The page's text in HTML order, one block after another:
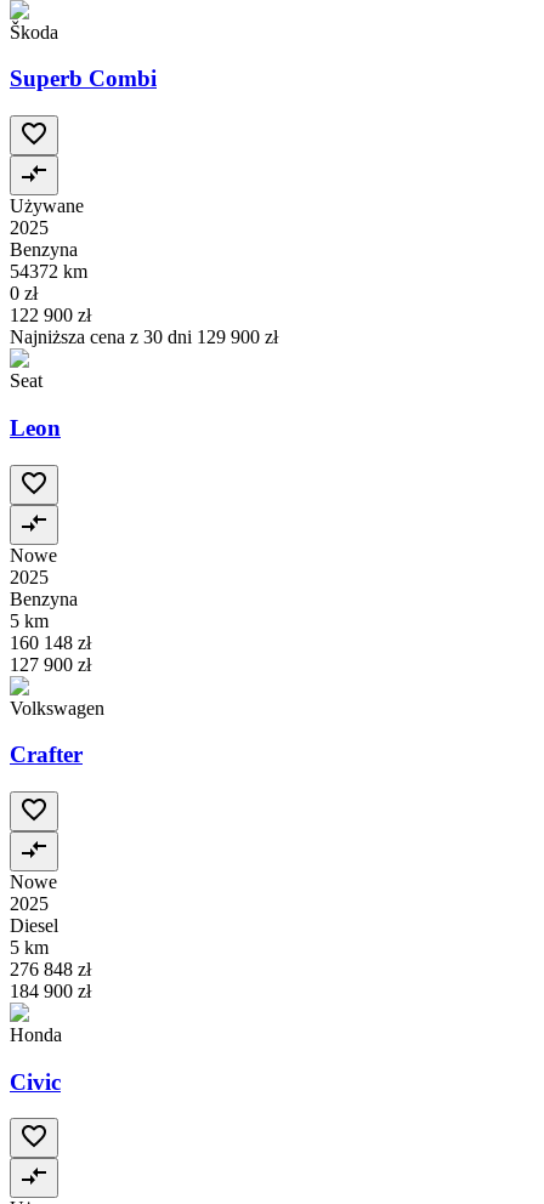
Škoda
Superb Combi
Używane
2025
Benzyna
54372 km
0 zł
122 900 zł
Najniższa cena z 30 dni 129 900 zł
Seat
Leon
Nowe
2025
Benzyna
5 km
160 148 zł
127 900 zł
Volkswagen
Crafter
Nowe
2025
Diesel
5 km
276 848 zł
184 900 zł
Honda
Civic